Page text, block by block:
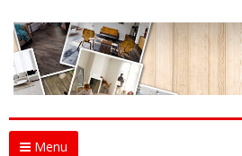
Menu